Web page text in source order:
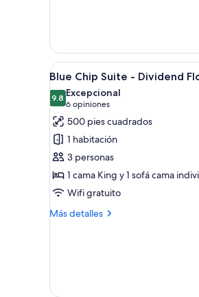
Abrir
todas
las
fotos
de
Blue
Chip
Suite
-
Dividend
8
Blue Chip Suite - Dividend
9.89.8 de 10
Excepcional
6 opiniones
(6
opiniones)
500 pies cuadrados
1 habitación
3 personas
1 cama King y 1 sofá cama
Wifi gratuito
Más detalles
Más
-